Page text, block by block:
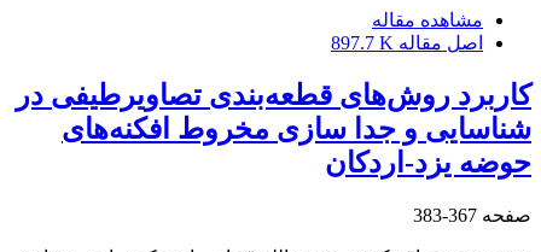
مشاهده مقاله
اصل مقاله 897.7 K
کاربرد روش‌های قطعه‌بندی تصاویرطیفی در
شناسایی و جدا سازی مخروط افکنه‌های
حوضه یزد-اردکان
صفحه 367-383